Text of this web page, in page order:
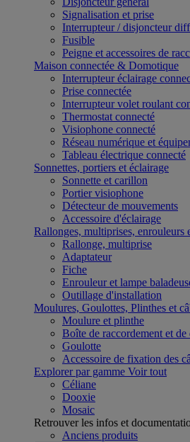
Signalisation et prise
Interrupteur / disjoncteur
Fusible
Peigne et accessoires de
Maison connectée & Domotique
Interrupteur éclairage
Prise connectée
Interrupteur volet roulant
Thermostat connecté
Visiophone connecté
Réseau numérique et
Tableau électrique connecté
Sonnettes, portiers et éclairage
Sonnette et carillon
Portier visiophone
Détecteur de mouvements
Accessoire d'éclairage
Rallonges, multiprises, enrouleurs
Rallonge, multiprise
Adaptateur
Fiche
Enrouleur et lampe
Outillage d'installation
Moulures, Goulottes, Plinthes et
Moulure et plinthe
Boîte de raccordement et
Goulotte
Accessoire de fixation des
Explorer par gamme Voir tout
Céliane
Dooxie
Mosaic
Retrouver les infos et
Anciens produits